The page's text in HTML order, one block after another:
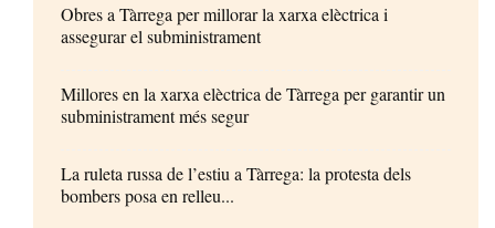
Obres a Tàrrega per millorar la xarxa elèctrica i
assegurar el subministrament
Millores en la xarxa elèctrica de Tàrrega per garantir un
subministrament més segur
La ruleta russa de l’estiu a Tàrrega: la protesta dels
bombers posa en relleu...